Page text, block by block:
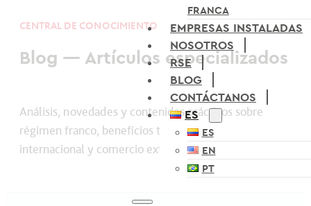
FRANCA
EMPRESAS INSTALADAS
NOSOTROS
RSE
BLOG
CONTÁCTANOS
ES
ES
EN
PT
CENTRAL DE CONOCIMIENTO
Blog — Artículos especializados
Análisis, novedades y contenidos prácticos sobre
régimen franco, beneficios tributarios, logística
internacional y comercio exterior.